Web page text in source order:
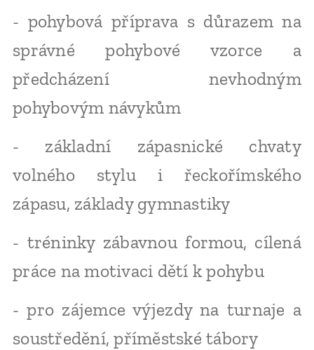
- pohybová příprava s důrazem na
správné pohybové vzorce a
předcházení nevhodným
pohybovým návykům
- základní zápasnické chvaty
volného stylu i řeckořímského
zápasu, základy gymnastiky
- tréninky zábavnou formou, cílená
práce na motivaci dětí k pohybu
- pro zájemce výjezdy na turnaje a
soustředění, příměstské tábory